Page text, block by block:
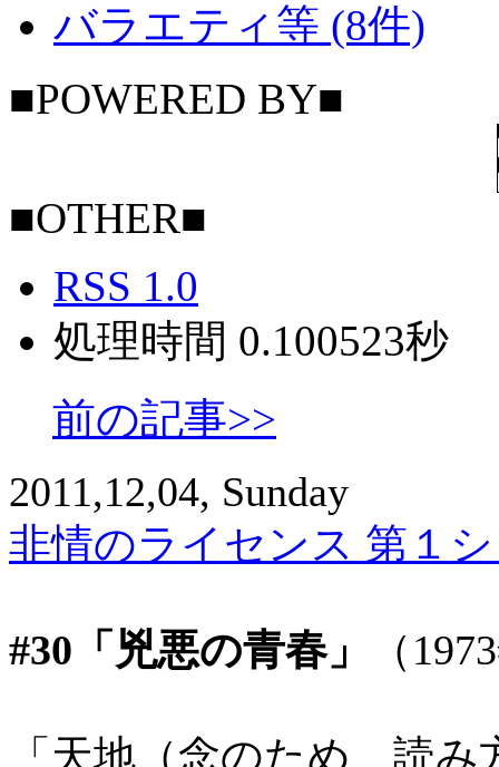
バラエティ等 (8件)
■POWERED BY■
■OTHER■
RSS 1.0
処理時間 0.100523秒
前の記事>>
2011,12,04, Sunday
非情のライセンス 第１
#30「兇悪の青春」 （
「天地（念のため、読